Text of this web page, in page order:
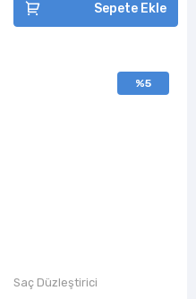
Sepete Ekle
%5
Saç Düzleştirici